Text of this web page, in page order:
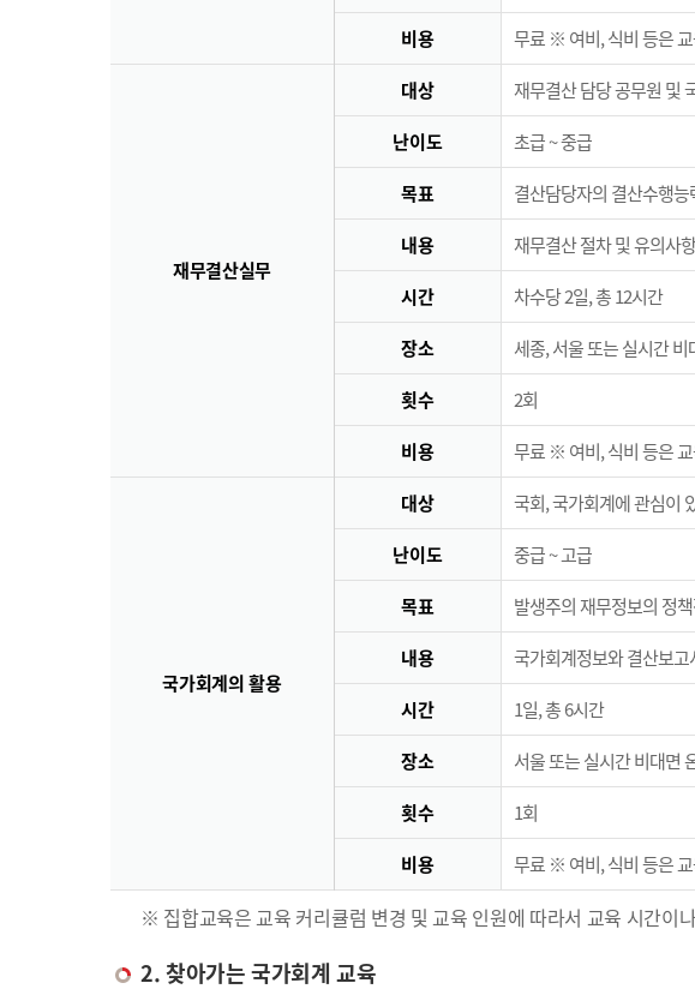
비용 무료 ※ 여비, 식비 등은
재무결산실무
대상 재무결산 담당 공무원 및
난이도 초급 ~ 중급
목표 결산담당자의 결산수행능
내용 재무결산 절차 및 유의사항
시간 차수당 2일, 총 12시간
장소 세종, 서울 또는 실시간 비
횟수 2회
비용 무료 ※ 여비, 식비 등은
국가회계의 활용
대상 국회, 국가회계에 관심이
난이도 중급 ~ 고급
목표 발생주의 재무정보의 정
내용 국가회계정보와 결산보
시간 1일, 총 6시간
장소 서울 또는 실시간 비대면
횟수 1회
비용 무료 ※ 여비, 식비 등은
※ 집합교육은 교육 커리큘럼 변경 및 교육 인원에 따라서 교육 시간이
2. 찾아가는 국가회계 교육